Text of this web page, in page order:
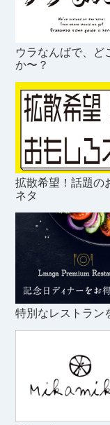
ウラなんばで、ど
か〜？
拡散希望！話題の
ネタ
特別なレストラン